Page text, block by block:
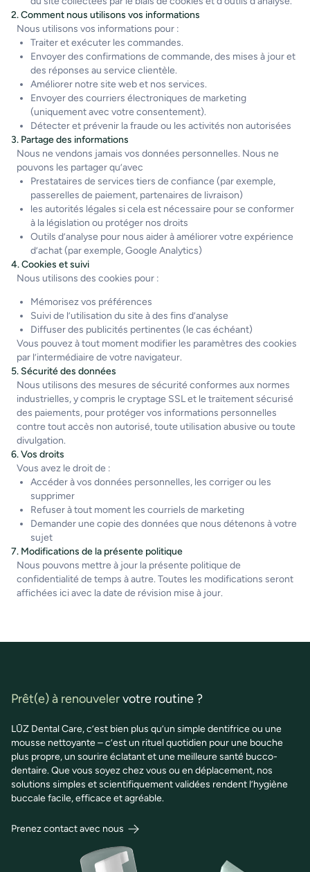
2. Comment nous utilisons vos informations
Nous utilisons vos informations pour :
Traiter et exécuter les commandes.
Envoyer des confirmations de commande, des mises à jour et
des réponses au service clientèle.
Améliorer notre site web et nos services.
Envoyer des courriers électroniques de marketing
(uniquement avec votre consentement).
Détecter et prévenir la fraude ou les activités non autorisées
3. Partage des informations
Nous ne vendons jamais vos données personnelles. Nous ne
pouvons les partager qu’avec
Prestataires de services tiers de confiance (par exemple,
passerelles de paiement, partenaires de livraison)
les autorités légales si cela est nécessaire pour se conformer
à la législation ou protéger nos droits
Outils d’analyse pour nous aider à améliorer votre expérience
d’achat (par exemple, Google Analytics)
4. Cookies et suivi
Nous utilisons des cookies pour :
Mémorisez vos préférences
Suivi de l’utilisation du site à des fins d’analyse
Diffuser des publicités pertinentes (le cas échéant)
Vous pouvez à tout moment modifier les paramètres des cookies
par l’intermédiaire de votre navigateur.
5. Sécurité des données
Nous utilisons des mesures de sécurité conformes aux normes
industrielles, y compris le cryptage SSL et le traitement sécurisé
des paiements, pour protéger vos informations personnelles
contre tout accès non autorisé, toute utilisation abusive ou toute
divulgation.
6. Vos droits
Vous avez le droit de :
Accéder à vos données personnelles, les corriger ou les
supprimer
Refuser à tout moment les courriels de marketing
Demander une copie des données que nous détenons à votre
sujet
7. Modifications de la présente politique
Nous pouvons mettre à jour la présente politique de
confidentialité de temps à autre. Toutes les modifications seront
affichées ici avec la date de révision mise à jour.
Prêt(e) à renouvelervotre routine ?
LŪZ Dental Care, c’est bien plus qu’un simple dentifrice ou une
mousse nettoyante – c’est un rituel quotidien pour une bouche
plus propre, un sourire éclatant et une meilleure santé bucco-
dentaire. Que vous soyez chez vous ou en déplacement, nos
solutions simples et scientifiquement validées rendent l’hygiène
buccale facile, efficace et agréable.
Prenez contact avec nous